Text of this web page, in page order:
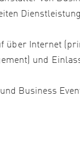
über Internet
und
Business